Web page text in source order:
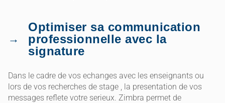
Optimiser sa communication
professionnelle avec la
signature
Dans le cadre de vos echanges avec les enseignants ou
lors de vos recherches de stage , la presentation de vos
messages reflete votre serieux. Zimbra permet de